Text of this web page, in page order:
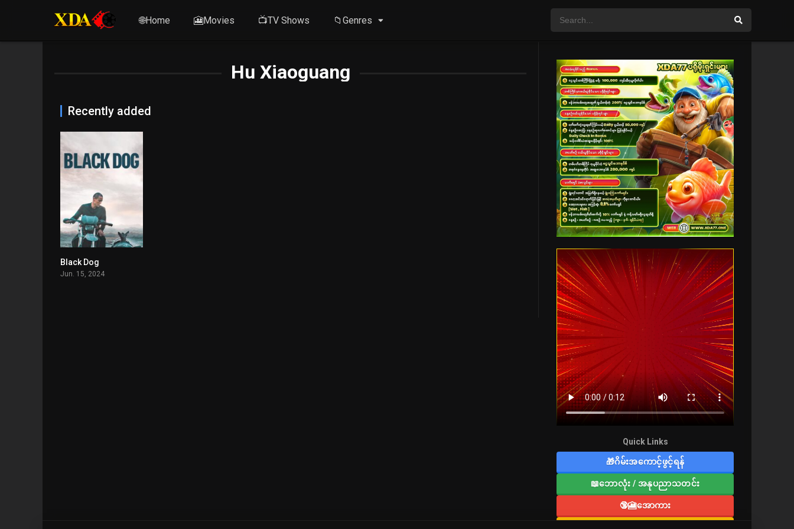
🌐Home 🎦Movies 📺TV Shows 📁Genres
Hu Xiaoguang
Recently added
Black Dog
Jun. 15, 2024
Quick Links
🎁ဂိမ်းအကောင့်ဖွင့်ရန်
📖ဘောလုံး / အနုပညာသတင်း
🔞🎦အောကား